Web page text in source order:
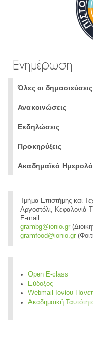
Ενημέρωση
Όλες οι δημοσιεύσεις
Ανακοινώσεις
Εκδηλώσεις
Προκηρύξεις
Ακαδημαϊκό
Τμήμα Επιστήμης και
Αργοστόλι, Κεφαλονιά
E-mail:
grambg@ionio.gr
gramfood@ionio.gr
Open E-class
Εύδοξος
Webmail Ιονίου
Ακαδημαϊκή